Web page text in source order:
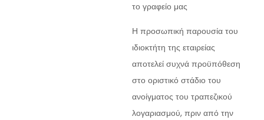
το γραφείο μας
Η προσωπική παρουσία του
ιδιοκτήτη της εταιρείας
αποτελεί συχνά προϋπόθεση
στο οριστικό στάδιο του
ανοίγματος του τραπεζικού
λογαριασμού, πριν από την